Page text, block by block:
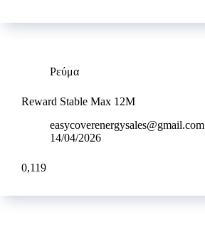
Ρεύμα
Reward Stable Max 12M
easycoverenergysales@gmail.com
14/04/2026
0,119